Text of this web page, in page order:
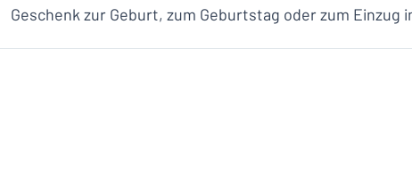
Geschenk zur Geburt, zum Geburtstag oder zum Einzug